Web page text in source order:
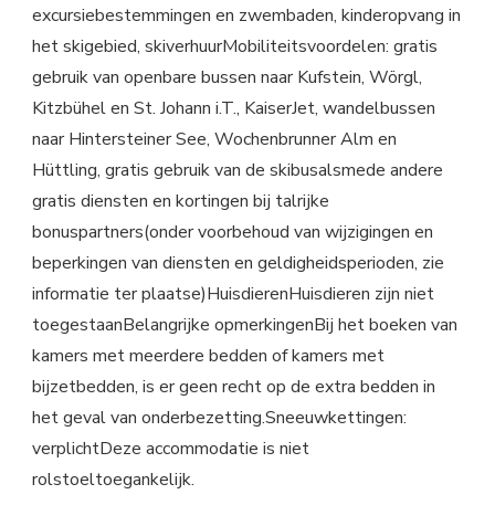
excursiebestemmingen en zwembaden, kinderopvang in
het skigebied, skiverhuurMobiliteitsvoordelen: gratis
gebruik van openbare bussen naar Kufstein, Wörgl,
Kitzbühel en St. Johann i.T., KaiserJet, wandelbussen
naar Hintersteiner See, Wochenbrunner Alm en
Hüttling, gratis gebruik van de skibusalsmede andere
gratis diensten en kortingen bij talrijke
bonuspartners(onder voorbehoud van wijzigingen en
beperkingen van diensten en geldigheidsperioden, zie
informatie ter plaatse)HuisdierenHuisdieren zijn niet
toegestaanBelangrijke opmerkingenBij het boeken van
kamers met meerdere bedden of kamers met
bijzetbedden, is er geen recht op de extra bedden in
het geval van onderbezetting.Sneeuwkettingen:
verplichtDeze accommodatie is niet
rolstoeltoegankelijk.